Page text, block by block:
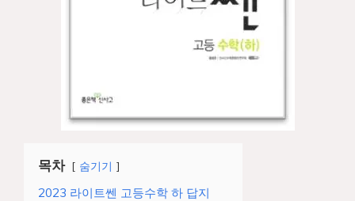
목차 숨기기
2023 라이트쎈 고등수학 하 답지